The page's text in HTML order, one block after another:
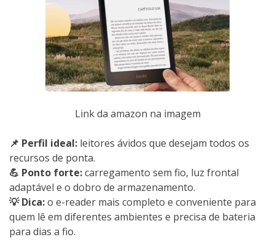
Link da amazon na imagem
📌 Perfil ideal: leitores ávidos que desejam todos os
recursos de ponta.
💪 Ponto forte:carregamento sem fio, luz frontal
adaptável e o dobro de armazenamento.
💡 Dica:o e-reader mais completo e conveniente para
quem lê em diferentes ambientes e precisa de bateria
para dias a fio.